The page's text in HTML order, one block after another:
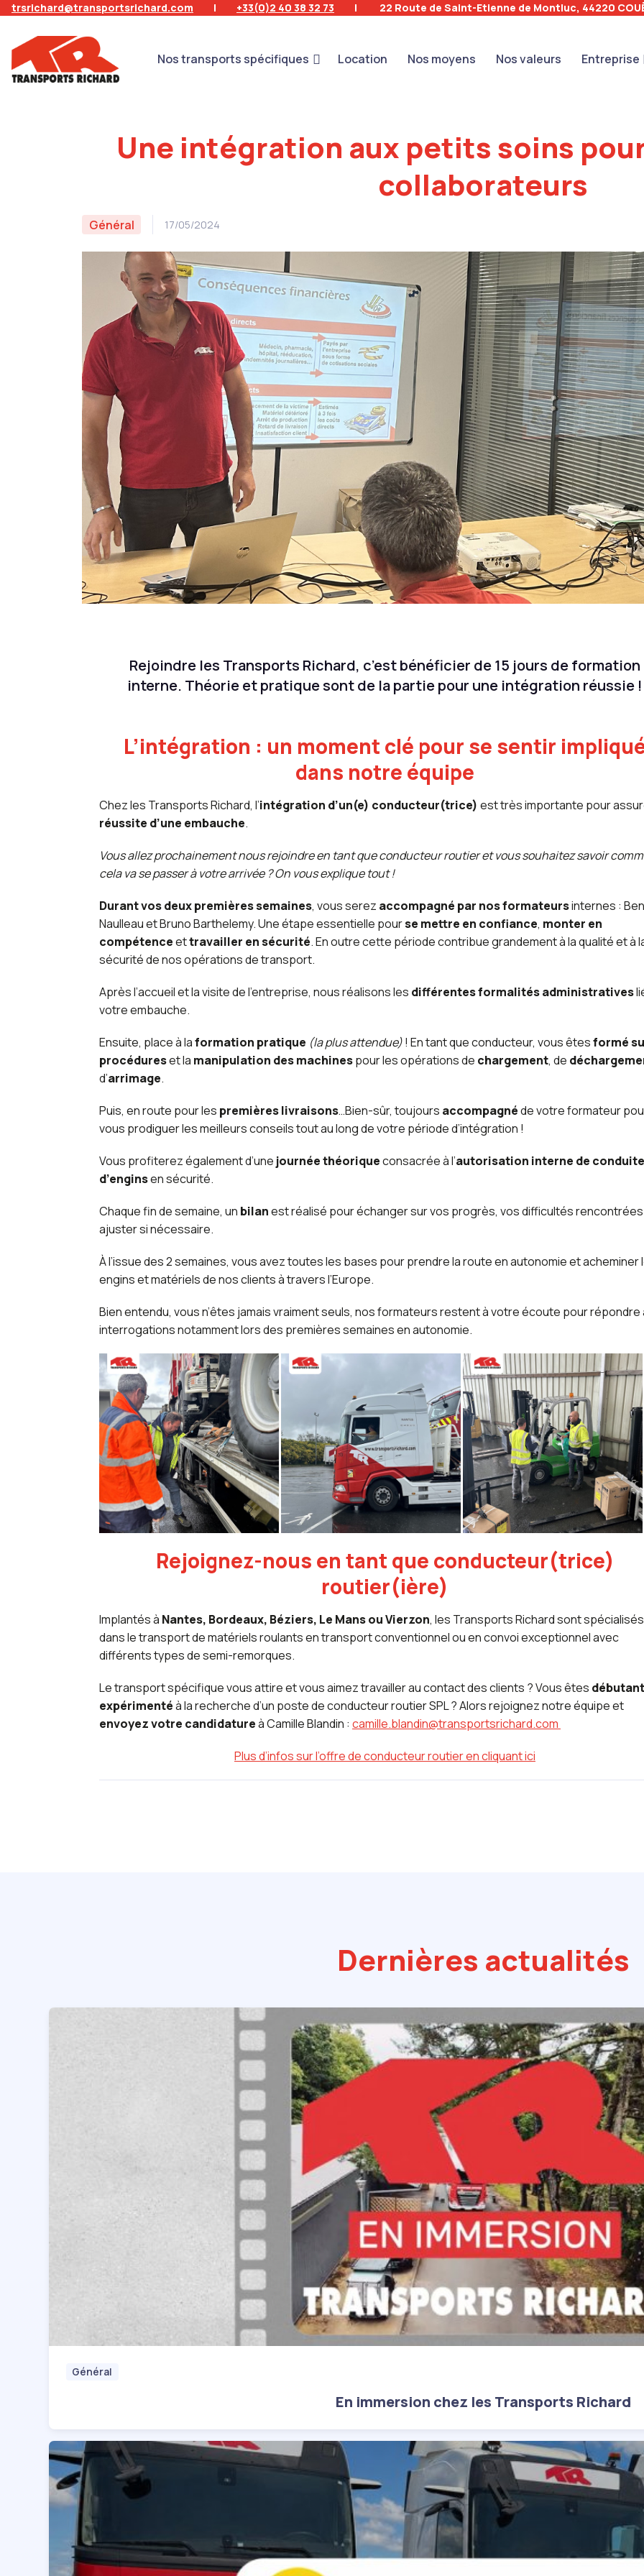
trsrichard@transportsrichard.com | +33(0)2 40 38 32 73 | 22 Route de Saint-Etienne de Montluc, 44220
Nos transports spécifiques Location Nos moyens Nos valeurs Entreprise
Une intégration aux petits soins
collaborateurs
Général 17/05/2024
Rejoindre les Transports Richard, c’est bénéficier de 15 jours de formation
interne. Théorie et pratique sont de la partie pour une intégration réussie !
L’intégration : un moment clé pour se sentir
dans notre équipe
Chez les Transports Richard, l’intégration d’un(e) conducteur(trice) est très importante pour
réussite d’une embauche.
Vous allez prochainement nous rejoindre en tant que conducteur routier et vous souhaitez savoir
cela va se passer à votre arrivée ? On vous explique tout !
Durant vos deux premières semaines, vous serez accompagné par nos formateursinternes :
Naulleau et Bruno Barthelemy. Une étape essentielle pourse mettre en confiance, monter en
compétenceettravailler en sécurité. En outre cette période contribue grandement à la qualité et à
sécurité de nos opérations de transport.
Après l’accueil et la visite de l’entreprise, nous réalisons les différentes formalités administratives
votre embauche.
Ensuite, place à laformation pratique (la plus attendue)! En tant que conducteur, vous êtesformé
procédureset la manipulation des machinespour les opérations de chargement, de
d’arrimage.
Puis, en route pour les premières livraisons…Bien-sûr, toujours accompagnéde votre formateur
vous prodiguer les meilleurs conseils tout au long de votre période d’intégration !
Vous profiterez également d’une journée théoriqueconsacrée à l’autorisation interne de conduite
d’enginsen sécurité.
Chaque fin de semaine, un bilanest réalisé pour échanger sur vos progrès, vos difficultés
ajuster si nécessaire.
À l’issue des 2 semaines, vous avez toutes les bases pour prendre la route en autonomie et acheminer
engins et matériels de nos clients à travers l’Europe.
Bien entendu, vous n’êtes jamais vraiment seuls, nos formateurs restent à votre écoute pour répondre
interrogations notamment lors des premières semaines en autonomie.
Rejoignez-nous en tant que conducteur(trice)
routier(ière)
Implantés à Nantes, Bordeaux, Béziers, Le Mans ou Vierzon, les Transports Richard sont spécialisés
dans le transport de matériels roulants en transport conventionnel ou en convoi exceptionnel avec
différents types de semi-remorques.
Le transport spécifique vous attire et vous aimez travailler au contact des clients ? Vous êtes
expérimentéà la recherche d’un poste de conducteur routier SPL ? Alors rejoignez notre équipe et
envoyez votre candidatureà Camille Blandin : camille.blandin@transportsrichard.com
Plus d’infos sur l’offre de conducteur routier en cliquant ici
Dernières actualités
Général
En immersion chez les Transports Richard